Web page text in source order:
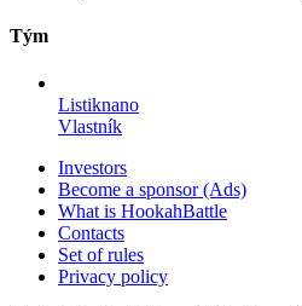
Tým
Listiknano
Vlastník
Investors
Become a sponsor (Ads)
What is HookahBattle
Contacts
Set of rules
Privacy policy